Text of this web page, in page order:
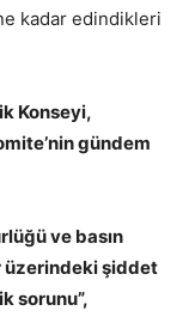
kadar edindikleri
Konseyi,
gündem
ve basın
üzerindeki şiddet
sorunu”,